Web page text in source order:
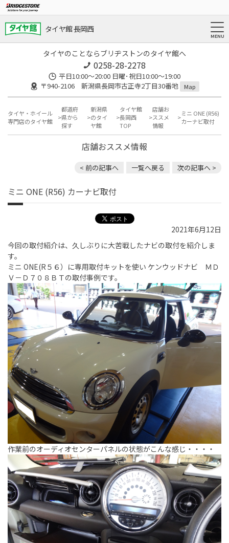
タイヤ館 長岡西
タイヤのことならブリヂストンのタイヤ館へ
0258-28-2278
平日10:00～20:00 日曜･祝日10:00～19:00
〒940-2106 新潟県長岡市古正寺2丁目30番地
Map
タイヤ・ホイール
専門店のタイヤ館
都道府
県から
探す
新潟県
のタイ
ヤ館
タイヤ館
長岡西
TOP
店舗お
ススメ
情報
ミニ ONE (R56)
カーナビ取付
店舗おススメ情報
< 前の記事へ 一覧へ戻る 次の記事へ >
ミニ ONE (R56) カーナビ取付
2021年6月12日
今回の取付紹介は、久しぶりに大苦戦したナビの取付を紹介しま
す。
ミニ ONE(R５６）に専用取付キットを使い ケンウッドナビ ＭＤ
Ｖ－Ｄ７０８ＢＴの取付事例です。
作業前のオーディオセンターパネルの状態がこんな感じ・・・・